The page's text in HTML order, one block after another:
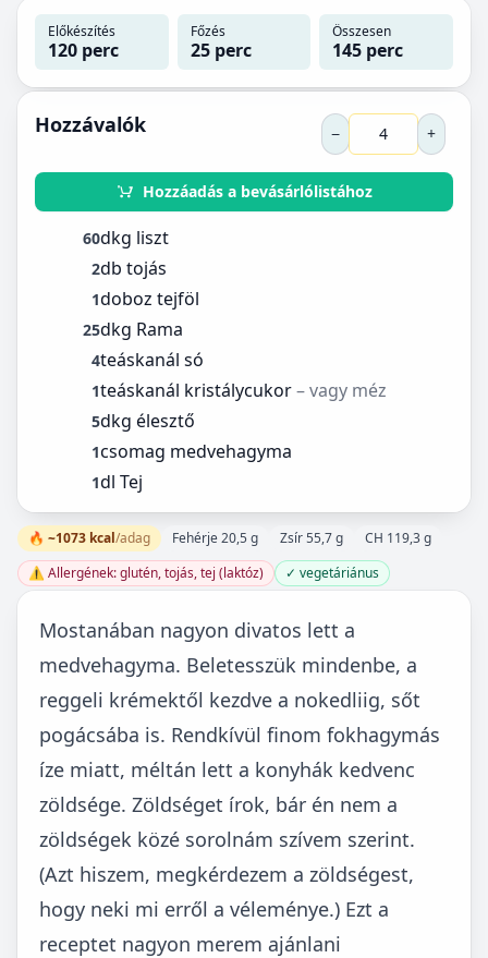
Előkészítés
120 perc
Főzés
25 perc
Összesen
145 perc
Hozzávalók − +
Hozzáadás a bevásárlólistához
60dkg liszt
2db tojás
1doboz tejföl
25dkg Rama
4teáskanál só
1teáskanál kristálycukor– vagy méz
5dkg élesztő
1csomag medvehagyma
1dl Tej
🔥 ~1073 kcal/adag Fehérje 20,5 g Zsír 55,7 g
CH 119,3 g
⚠️ Allergének: glutén, tojás, tej (laktóz)
✓ vegetáriánus
Mostanában nagyon divatos lett a
medvehagyma. Beletesszük mindenbe, a
reggeli krémektől kezdve a nokedliig, sőt
pogácsába is. Rendkívül finom fokhagymás
íze miatt, méltán lett a konyhák kedvenc
zöldsége. Zöldséget írok, bár én nem a
zöldségek közé sorolnám szívem szerint.
(Azt hiszem, megkérdezem a zöldségest,
hogy neki mi erről a véleménye.) Ezt a
receptet nagyon merem ajánlani